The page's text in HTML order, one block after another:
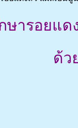
ษารอยแด
ด้ว